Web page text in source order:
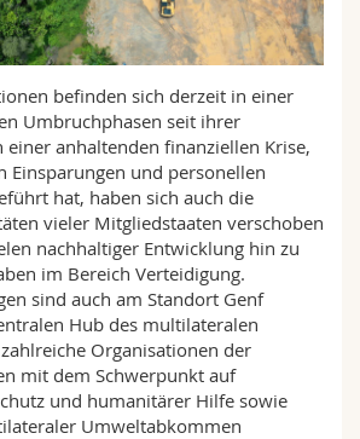
coursbefinden sich derzeit in einer
Umbruchphasen seit ihrer
einer anhaltenden finanziellen Krise,
Einsparungen und personellen
hat, haben sich auch die
vieler Mitgliedstaaten verschoben
nachhaltiger Entwicklung hin zu
im Bereich Verteidigung.
sind auch am Standort Genf
Hub des multilateralen
Organisationen der
mit dem Schwerpunkt auf
und humanitärer Hilfe sowie
Umweltabkommen